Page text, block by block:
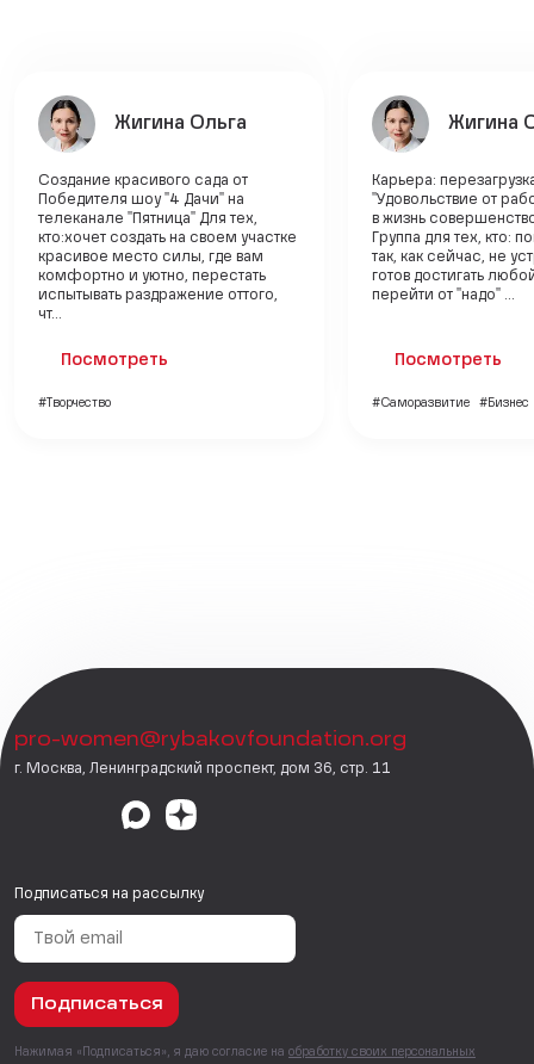
Жигина Ольга
Создание красивого сада от
Победителя шоу "4 Дачи" на
телеканале "Пятница" Для тех,
кто:хочет создать на своем участке
красивое место силы, где вам
комфортно и уютно, перестать
испытывать раздражение оттого,
чт...
Посмотреть
#Творчество
Жигина
Карьера:
"Удовольствие от
в жизнь
Группа для тех, кто:
так, как сейчас, не
готов достигать
перейти от "надо" ...
Посмотреть
#Саморазвитие #Бизнес
pro-women@rybakovfoundation.org
г. Москва, Ленинградский проспект, дом 36, стр. 11
Подписаться на рассылку
Подписаться
Нажимая «Подписаться», я даю согласие на обработку своих персональных